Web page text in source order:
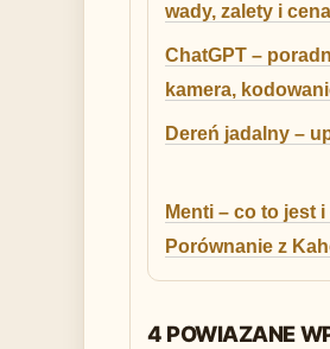
wady, zalety i cena
ChatGPT –
kamera,
Dereń jadalny –
Menti – co to jest
Porównanie z
4 POWIAZANE